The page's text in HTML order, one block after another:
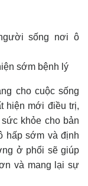
sống nơi ô
sớm bệnh lý
cho cuộc sống
hiện mới điều trị,
khỏe cho bản
hấp sớm và định
ở phổi sẽ giúp
và mang lại sự